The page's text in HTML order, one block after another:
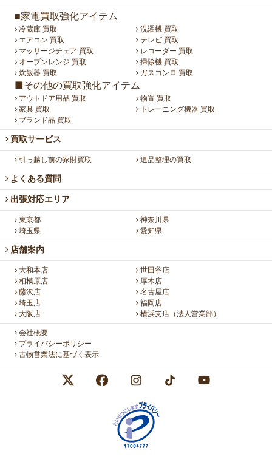
■家電買取強化アイテム
冷蔵庫 買取
洗濯機 買取
エアコン 買取
テレビ 買取
マッサージチェア 買取
レコーダー 買取
オーブンレンジ 買取
掃除機 買取
炊飯器 買取
ガスコンロ 買取
■その他の買取強化アイテム
アウトドア用品 買取
物置 買取
家具 買取
トレーニング機器 買取
ブランド品 買取
買取サービス
引っ越し前の家財買取 遺品整理の買取
よくある質問
出張対応エリア
東京都
神奈川県
埼玉県
愛知県
店舗案内
大和本店
世田谷店
相模原店
厚木店
藤沢店
名古屋店
埼玉店
福岡店
大阪店
横浜支店（法人営業部）
会社概要
プライバシーポリシー
古物営業法に基づく表示